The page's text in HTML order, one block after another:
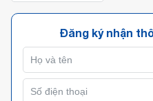
Đăng ký nhận